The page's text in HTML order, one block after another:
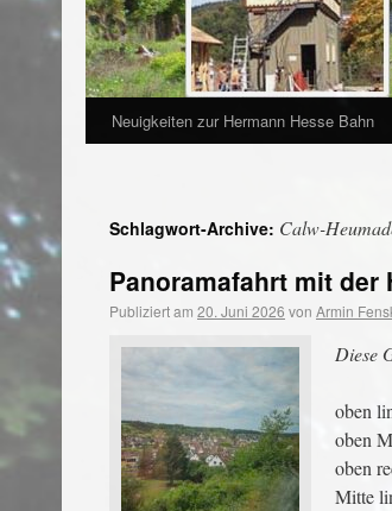
Neuigkeiten zur Hermann Hesse Bahn
Schlagwort-Archive: Calw-
Panoramafahrt mit der
Publiziert am 20. Juni 2026 von Armin
Diese
oben
oben
oben
Mitte